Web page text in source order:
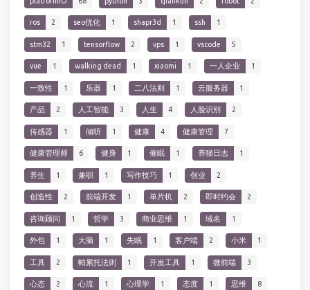
ros 2 seo优化 1 shapr3d 1 ssh 1
stm32 1 tensorflow 2 vps 1 vscode 5
vue 1 walking dead 1 xiaomi 1 一人企业 1
一致性 1 乐器 1 二八法则 1 云服务器 1
产品 2 人工智能 3 人生 4 人脸识别 2
传感器 1 倾听 1 健康 4 健康管理 7
健康管理师 6 健身 1 催眠 1 养猫日志 1
养生 1 兼职 1 写作技巧 1 创业 2
创造性 2 前端开发 1 单片机 2 即时约会 2
咨询顾问 1 哲学 3 商业思维 1 域名 1
外包 1 大脑 1 失眠 1 客户端 2 小米 1
工具 2 帕累托法则 1 开发工具 1 微前端 3
心态 2 心流 1 心理学 1 态度 1 思维 8